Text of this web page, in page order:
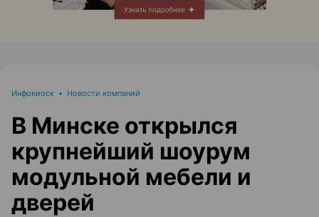
Инфокиоск • Новости компаний
В Минске открылся
крупнейший шоурум
модульной мебели и
дверей